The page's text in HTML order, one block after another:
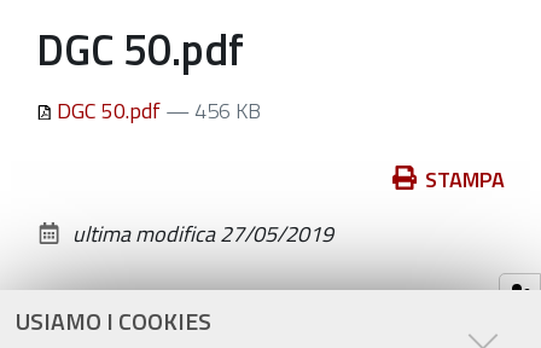
USIAMO I COOKIES
DGC 50.pdf
DGC 50.pdf— 456 KB
documento
STAMPA
ultima modifica27/05/2019